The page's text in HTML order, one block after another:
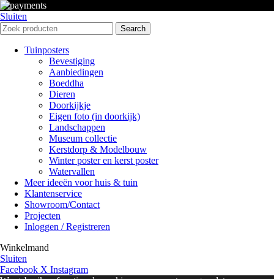
Sluiten
Search
Tuinposters
Bevestiging
Aanbiedingen
Boeddha
Dieren
Doorkijkje
Eigen foto (in doorkijk)
Landschappen
Museum collectie
Kerstdorp & Modelbouw
Winter poster en kerst poster
Watervallen
Meer ideeën voor huis & tuin
Klantenservice
Showroom/Contact
Projecten
Inloggen / Registreren
Winkelmand
Sluiten
Facebook X Instagram